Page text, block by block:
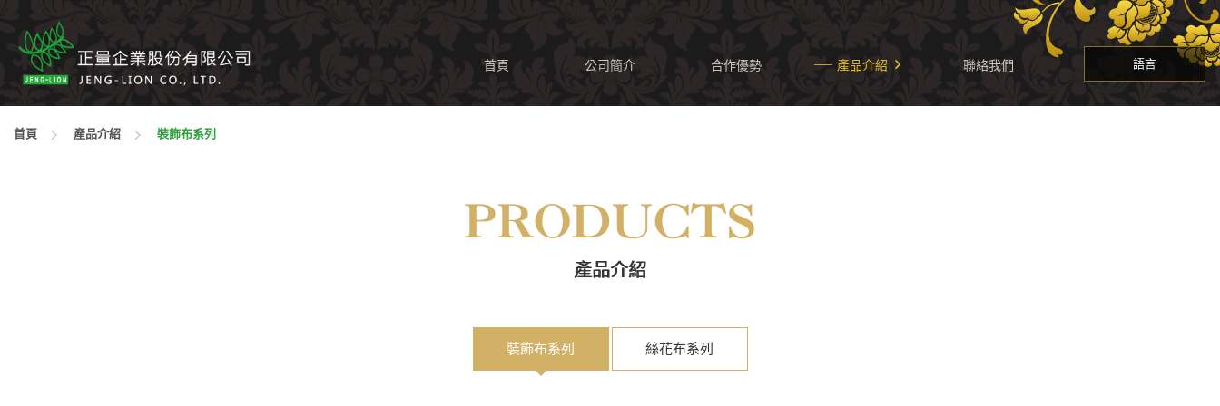
首頁 公司簡介 合作優勢 產品介紹 聯絡我們 語言
首頁 產品介紹 裝飾布系列
PRODUCTS
產品介紹
裝飾布系列 絲花布系列